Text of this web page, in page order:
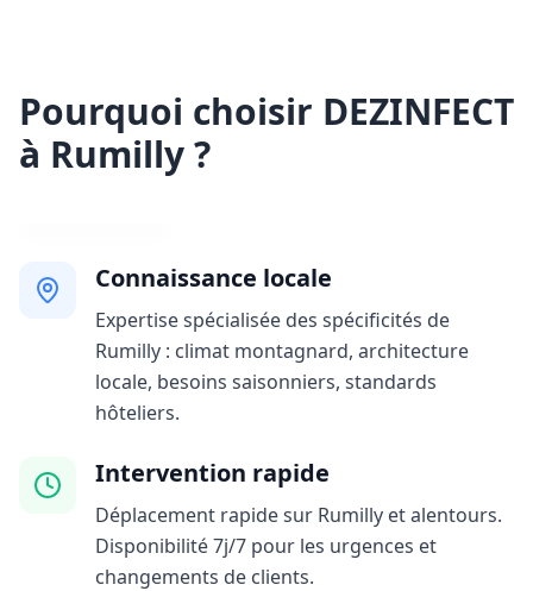
Pourquoi choisir DEZINFECT
à Rumilly ?
Connaissance locale
Expertise spécialisée des spécificités de
Rumilly : climat montagnard, architecture
locale, besoins saisonniers, standards
hôteliers.
Intervention rapide
Déplacement rapide sur Rumilly et alentours.
Disponibilité 7j/7 pour les urgences et
changements de clients.